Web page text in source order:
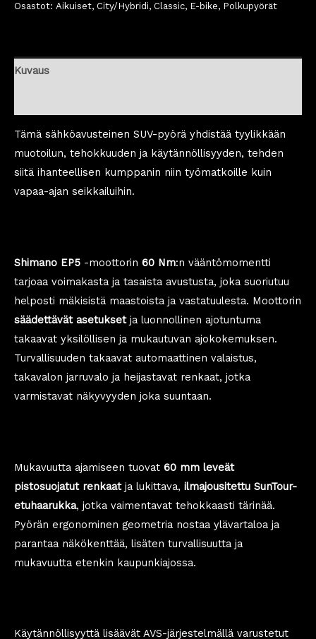
Osastot: Aikuiset, City/Hybridi, Classic, E-bike, Polkupyörät
Kuvaus
Tämä sähköavusteinen SUV-pyörä yhdistää tyylikkään
muotoilun, tehokkuuden ja käytännöllisyyden, tehden
siitä ihanteellisen kumppanin niin työmatkoille kuin
vapaa-ajan seikkailuihin.
Shimano EP5 -moottorin 60 Nm:n vääntömomentti
tarjoaa voimakasta ja tasaista avustusta, joka suoriutuu
helposti mäkisistä maastoista ja vastatuulesta. Moottorin
säädettävät asetuksetja luonnollinen ajotuntuma
takaavat yksilöllisen ja mukautuvan ajokokemuksen.
Turvallisuuden takaavat automaattinen valaistus,
takavalon jarruvalo ja heijastavat renkaat, jotka
varmistavat näkyvyyden joka suuntaan.
Mukavuutta ajamiseen tuovat 60 mm leveät
pistosuojatut renkaatja lukittava, ilmajousitettu SunTour-
etuhaarukka, jotka vaimentavat tehokkaasti tärinää.
Pyörän ergonominen geometria nostaa ylävartaloa ja
parantaa näkökenttää, lisäten turvallisuutta ja
mukavuutta etenkin kaupunkiajossa.
Käytännöllisyyttä lisäävät AVS-järjestelmällä varustetut